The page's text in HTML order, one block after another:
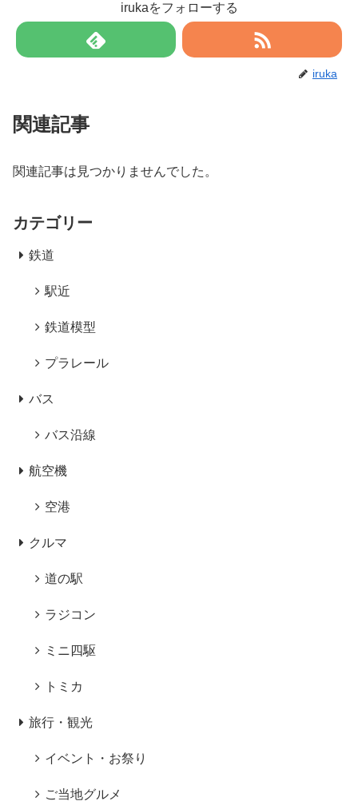
irukaをフォローする
iruka
関連記事
関連記事は見つかりませんでした。
カテゴリー
鉄道
駅近
鉄道模型
プラレール
バス
バス沿線
航空機
空港
クルマ
道の駅
ラジコン
ミニ四駆
トミカ
旅行・観光
イベント・お祭り
ご当地グルメ